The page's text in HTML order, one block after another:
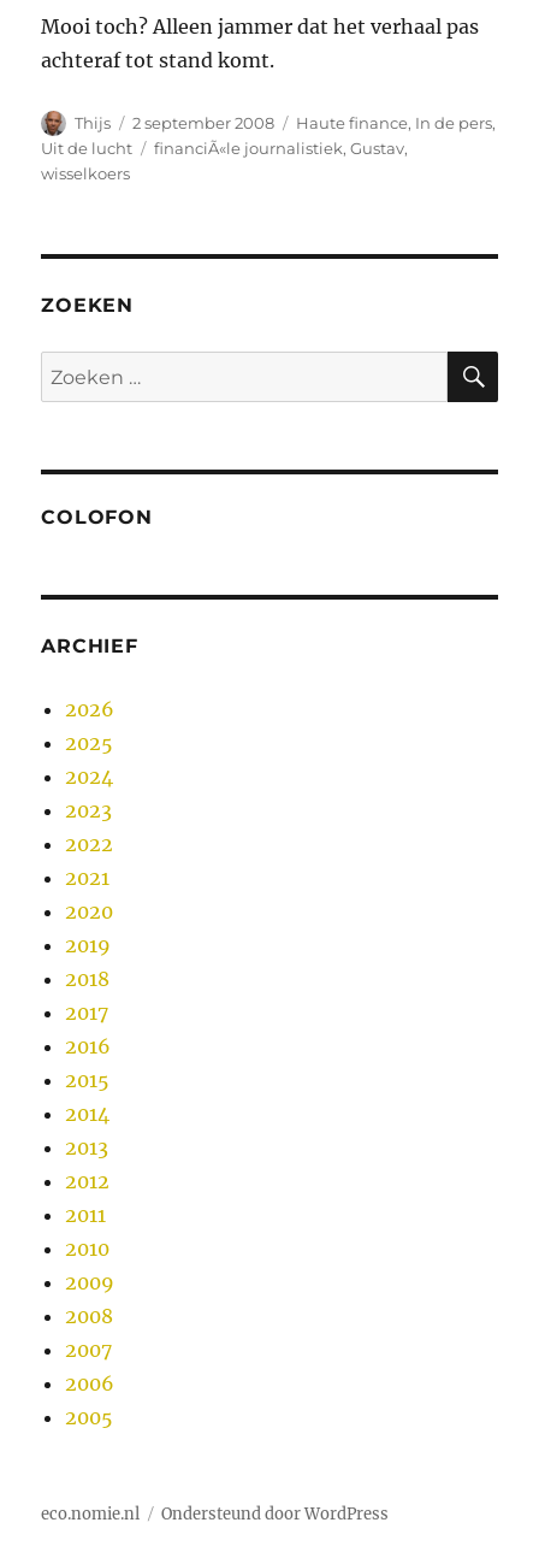
Mooi toch? Alleen jammer dat het verhaal pas
achteraf tot stand komt.
Auteur
Thijs
Geplaatst
op
2 september 2008 Categorieën
Haute finance, In de pers,
Uit de lucht
Tags
financiÃ«le journalistiek,Gustav,
wisselkoers
ZOEKEN
Zoeken
naar:
COLOFON
ARCHIEF
2026
2025
2024
2023
2022
2021
2020
2019
2018
2017
2016
2015
2014
2013
2012
2011
2010
2009
2008
2007
2006
2005
eco.nomie.nl Ondersteund door WordPress